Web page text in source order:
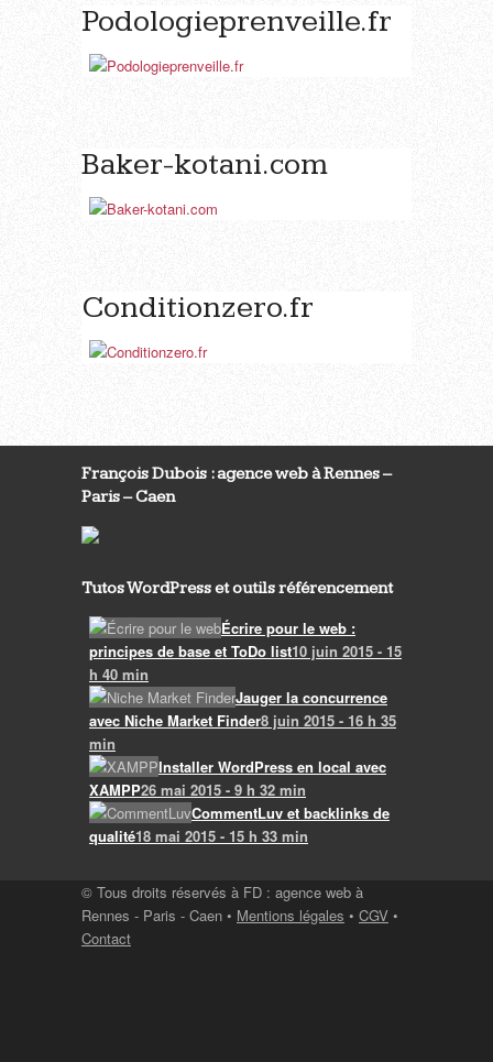
Podologieprenveille.fr
Baker-kotani.com
Conditionzero.fr
François Dubois : agence web à Rennes –
Paris – Caen
Tutos WordPress et outils référencement
Écrire pour le web :
principes de base et ToDo list10 juin 2015 - 15
h 40 min
Jauger la concurrence
avec Niche Market Finder8 juin 2015 - 16 h 35
min
Installer WordPress en local avec
XAMPP26 mai 2015 - 9 h 32 min
CommentLuv et backlinks de
qualité18 mai 2015 - 15 h 33 min
© Tous droits réservés à FD : agence web à
Rennes - Paris - Caen • Mentions légales • CGV •
Contact